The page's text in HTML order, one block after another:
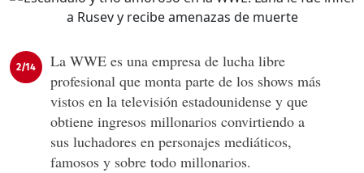
2/14
La WWE es una empresa de lucha libre
profesional que monta parte de los shows más
vistos en la televisión estadounidense y que
obtiene ingresos millonarios convirtiendo a
sus luchadores en personajes mediáticos,
famosos y sobre todo millonarios.